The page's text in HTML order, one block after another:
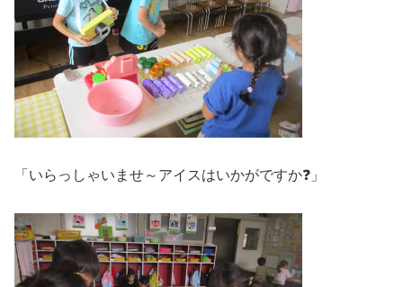
「いらっしゃいませ～アイスはいかがですか❓」